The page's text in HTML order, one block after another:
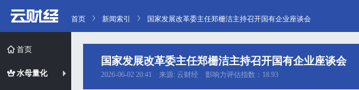
首页
水母量化
首页 新闻索引 国家发展改革委主任郑栅洁主持召开国有企业座谈会
国家发展改革委主任郑栅洁主持召开国有企业座谈会
2026-06-02 20:41 来源: 云财经 影响力评估指数：18.93